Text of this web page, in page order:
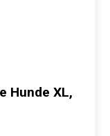
Hunde XL,